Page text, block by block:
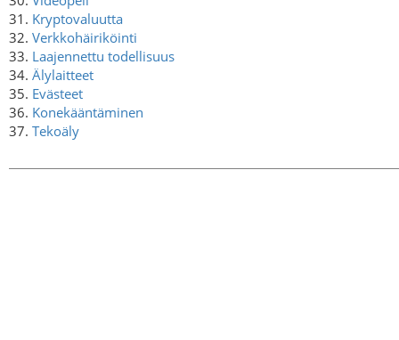
31. Kryptovaluutta
32. Verkkohäiriköinti
33. Laajennettu todellisuus
34. Älylaitteet
35. Evästeet
36. Konekääntäminen
37. Tekoäly